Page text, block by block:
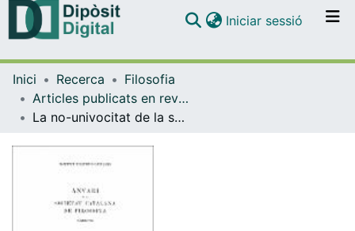
Navega per tot el DD
Iniciar sessió (current)
Inici Recerca
Filosofia
Articles publicats en revistes (Filosofia)
La no-univocitat de la substància com a metafísica de la causació